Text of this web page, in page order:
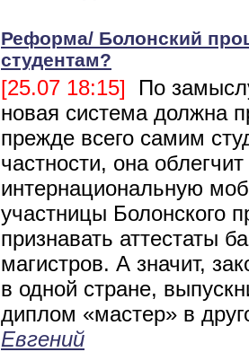
Реформа/ Болонский
студентам?
[25.07 18:15] По
новая система должна
прежде всего самим
частности, она облегчит
интернациональную
участницы Болонского
признавать аттестаты
магистров. А значит,
в одной стране,
диплом «мастер» в
Евгений